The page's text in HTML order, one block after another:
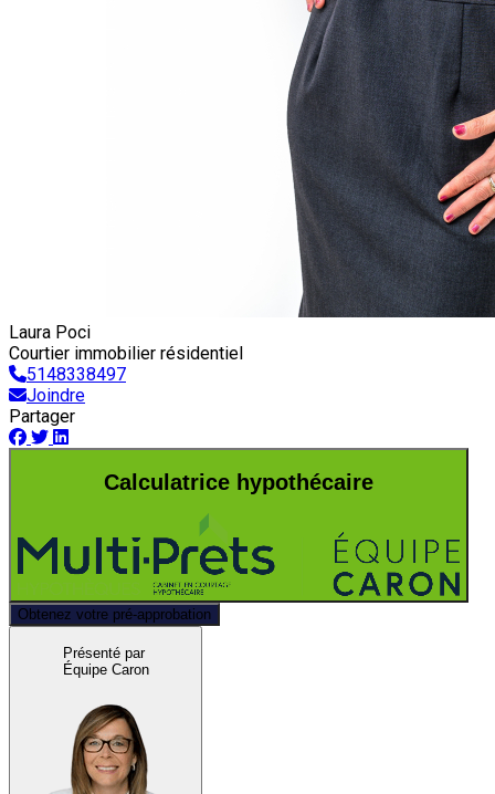
Laura Poci
Courtier immobilier résidentiel
5148338497
Joindre
Partager
Calculatrice hypothécaire
Obtenez votre pré-approbation
Présenté par
Équipe Caron